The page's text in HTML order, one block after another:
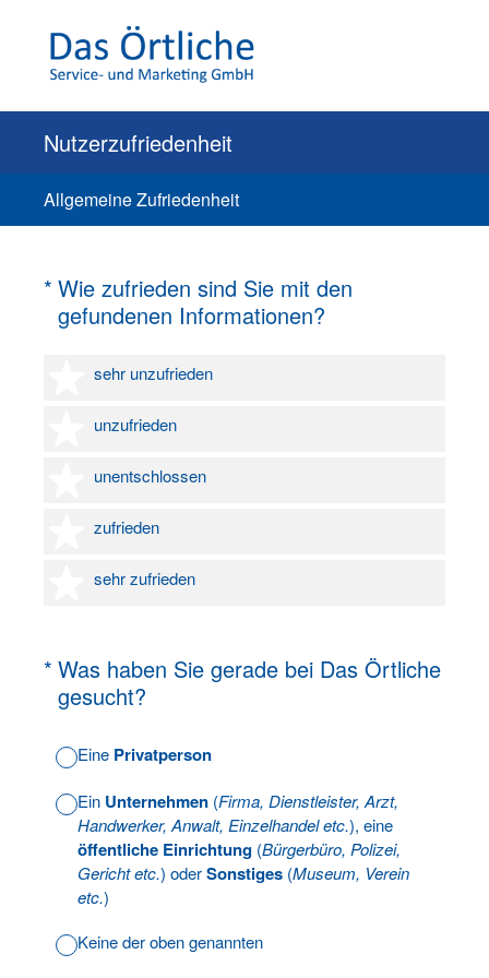
Nutzerzufriedenheit
Allgemeine Zufriedenheit
* Wie zufrieden sind Sie mit den
gefundenen Informationen?
(Erforderlich.)
sehr unzufrieden
1 Stern
unzufrieden
2 Sterne
unentschlossen
3 Sterne
zufrieden
4 Sterne
sehr zufrieden
5 Sterne
* Was haben Sie gerade bei Das Örtliche
gesucht?
(Erforderlich.)
Eine Privatperson
Ein Unternehmen (Firma, Dienstleister, Arzt,
Handwerker, Anwalt, Einzelhandel etc.), eine
öffentliche Einrichtung (Bürgerbüro, Polizei,
Gericht etc.) oderSonstiges (Museum, Verein
etc.)
Keine der oben genannten